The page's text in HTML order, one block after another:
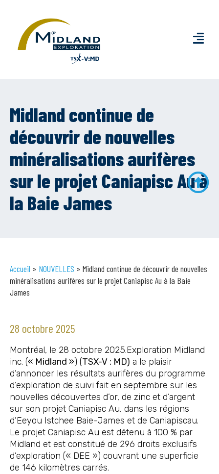
Midland continue de
découvrir de nouvelles
minéralisations aurifères
sur le projet Caniapisc Au à
la Baie James
Accueil » NOUVELLES » Midland continue de découvrir de nouvelles
minéralisations aurifères sur le projet Caniapisc Au à la Baie
James
28 octobre 2025
Montréal, le 28 octobre 2025.Exploration Midland
inc. (« Midland ») (TSX-V : MD) a le plaisir
d’annoncer les résultats aurifères du programme
d’exploration de suivi fait en septembre sur les
nouvelles découvertes d’or, de zinc et d’argent
sur son projet Caniapisc Au, dans les régions
d’Eeyou Istchee Baie-James et de Caniapiscau.
Le projet Caniapisc Au est détenu à 100 % par
Midland et est constitué de 296 droits exclusifs
d’exploration (« DEE ») couvrant une superficie
de 146 kilomètres carrés.